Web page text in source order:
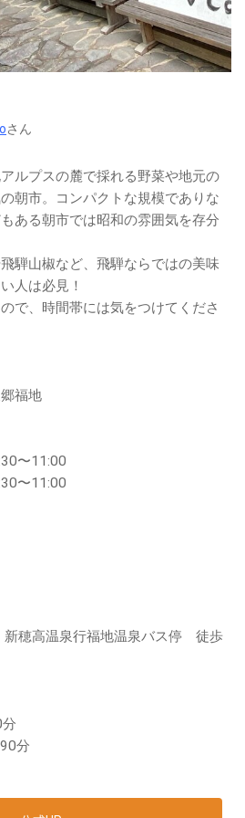
さん
ルプスの麓で採れる野菜や地元の
朝市。コンパクトな規模でありな
ある朝市では昭和の雰囲気を存分
騨山椒など、飛騨ならではの美味
人は必見！
で、時間帯には気をつけてくださ
福地
〜11:00
〜11:00
穂高温泉行福地温泉バス停 徒歩
分